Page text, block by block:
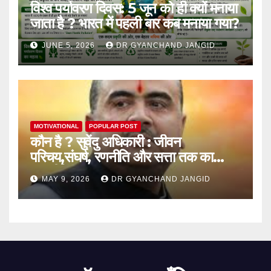
विश्व पर्यावरण दिवस: 5 जून को ही क्यों मनाया
जाता है ? भारत में पहली बार कब मनाया गया?
JUNE 5, 2026 DR GYANCHAND JANGID
MOTIVATIONAL POPULAR POST
कौन है ? सुवेंदु अधिकारी : जीवन
परिचय,संघर्ष, रणनीति और सत्ता तक का
राजनीतिक सफर
MAY 9, 2026 DR GYANCHAND JANGID